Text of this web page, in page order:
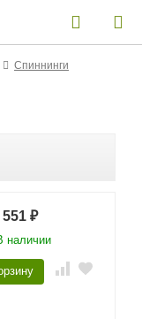
Спиннинги
551 ₽
наличии